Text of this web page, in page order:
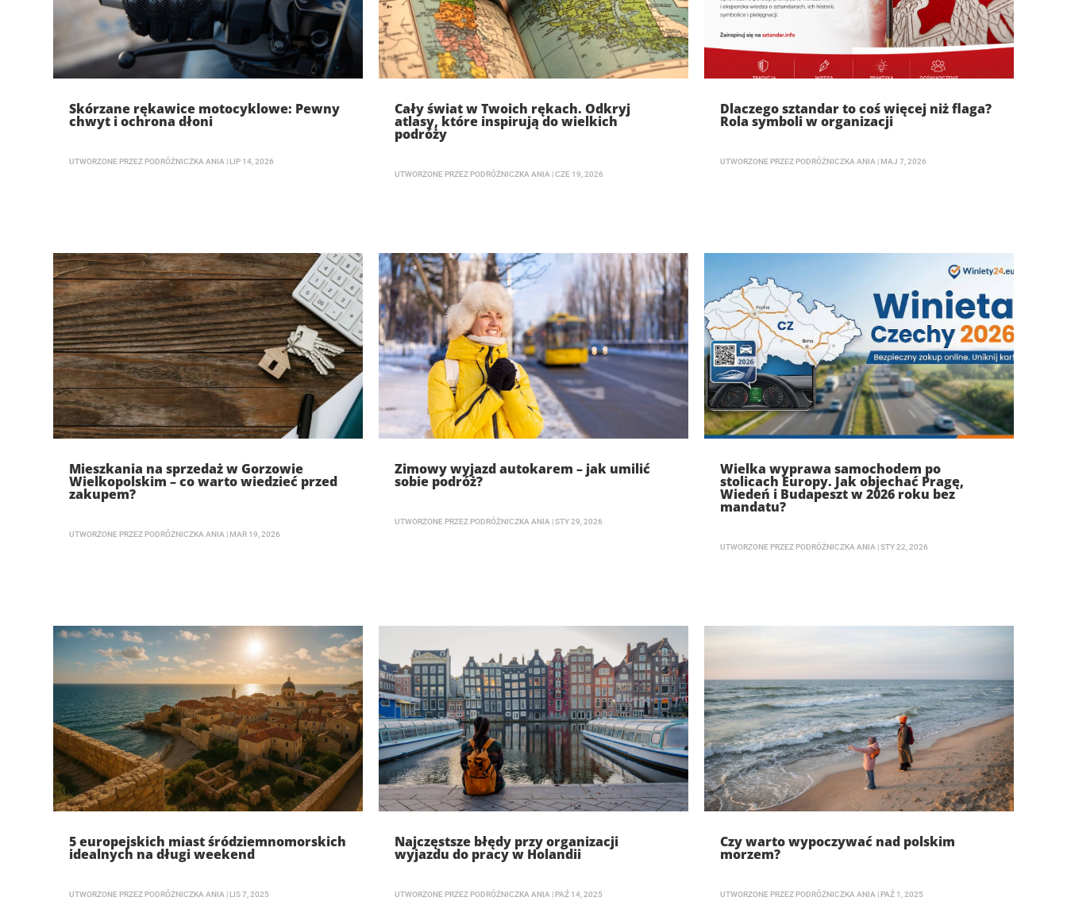
Skórzane rękawice motocyklowe: Pewny
chwyt i ochrona dłoni
UTWORZONE PRZEZ PODRÓŻNICZKA ANIA | LIP 14, 2026
Cały świat w Twoich rękach. Odkryj
atlasy, które inspirują do wielkich
podróży
UTWORZONE PRZEZ PODRÓŻNICZKA ANIA |CZE 19, 2026
Dlaczego sztandar to coś więcej niż flaga?
Rola symboli w organizacji
UTWORZONE PRZEZ PODRÓŻNICZKA ANIA | MAJ 7, 2026
Mieszkania na sprzedaż w Gorzowie
Wielkopolskim – co warto wiedzieć przed
zakupem?
UTWORZONE PRZEZ PODRÓŻNICZKA ANIA | MAR 19, 2026
Zimowy wyjazd autokarem – jak umilić
sobie podróż?
UTWORZONE PRZEZ PODRÓŻNICZKA ANIA |STY 29, 2026
Wielka wyprawa samochodem po
stolicach Europy. Jak objechać Pragę,
Wiedeń i Budapeszt w 2026 roku bez
mandatu?
UTWORZONE PRZEZ PODRÓŻNICZKA ANIA |STY 22, 2026
5 europejskich miast śródziemnomorskich
idealnych na długi weekend
UTWORZONE PRZEZ PODRÓŻNICZKA ANIA | LIS 7, 2025
Najczęstsze błędy przy organizacji
wyjazdu do pracy w Holandii
UTWORZONE PRZEZ PODRÓŻNICZKA ANIA | PAŹ 14, 2025
Czy warto wypoczywać nad polskim
morzem?
UTWORZONE PRZEZ PODRÓŻNICZKA ANIA | PAŹ 1, 2025